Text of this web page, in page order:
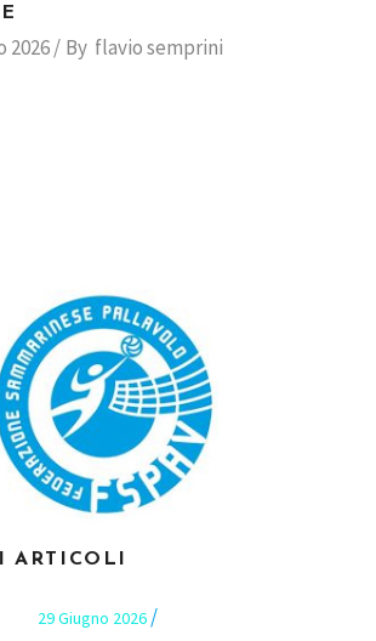
2026 By flavio semprini
ARTICOLI
29 Giugno 2026